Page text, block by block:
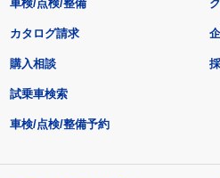
車検/点検/整備
カタログ請求
購入相談
試乗車検索
車検/点検/整備予約